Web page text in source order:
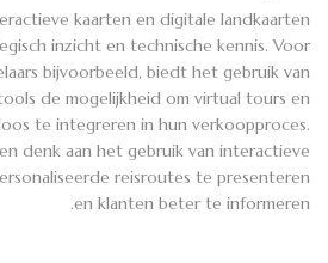
kaarten en digitale landkaarten
inzicht en technische kennis. Voor
bijvoorbeeld, biedt het gebruik van
de mogelijkheid om virtual tours en
te integreren in hun verkoopproces.
denk aan het gebruik van interactieve
reisroutes te presenteren
en klanten beter te informeren.